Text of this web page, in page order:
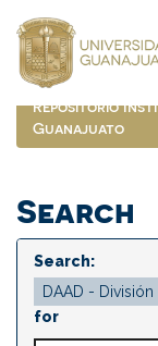
navigation
Repositorio
Guanajuato
Search
Search:
for